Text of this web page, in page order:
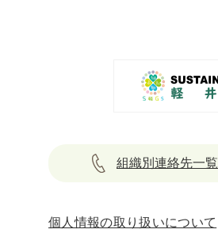
組織別連絡先一覧
個人情報の取り扱いについて